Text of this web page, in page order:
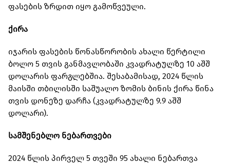
ფასების ზრდით იყო გამოწვეული.
ქირა
იჯარის ფასების წონასწორობის ახალი წერტილი
ბოლო 5 თვის განმავლობაში კვადრატულზე 10 აშშ
დოლარის ფარგლებშია. შესაბამისად, 2024 წლის
მაისში თბილისში საშუალო ზომის ბინის ქირა წინა
თვის დონეზე დარჩა (კვადრატულზე 9.9 აშშ
დოლარი).
სამშენებლო ნებართვები
2024 წლის პირველ 5 თვეში 95 ახალი ნებართვა